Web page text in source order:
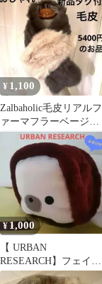
¥ 1,100
Zalbaholic毛皮リアルフ
ァーマフラーベージュ
ブラウン柔らかい豪華
クリップ
¥1,000
【 URBAN
RESEARCH】フェイク
ファーヘアバンド＋α